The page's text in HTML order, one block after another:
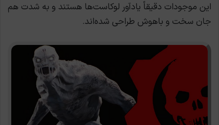
این موجودات دقیقاً یادآور لوکاست‌ها هستند و به شدت هم
جان سخت و باهوش طراحی شده‌اند.